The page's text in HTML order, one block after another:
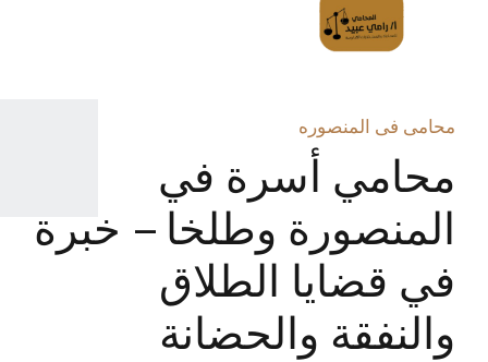
محامى فى المنصوره
محامي أسرة في
المنصورة وطلخا – خبرة
في قضايا الطلاق
والنفقة والحضانة